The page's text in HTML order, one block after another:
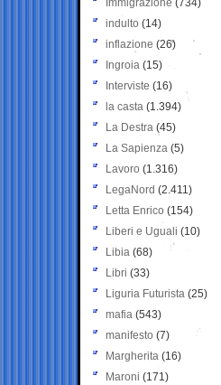
Immigrazione (734)
indulto (14)
inflazione (26)
Ingroia (15)
Interviste (16)
la casta (1.394)
La Destra (45)
La Sapienza (5)
Lavoro (1.316)
LegaNord (2.411)
Letta Enrico (154)
Liberi e Uguali (10)
Libia (68)
Libri (33)
Liguria Futurista (25)
mafia (543)
manifesto (7)
Margherita (16)
Maroni (171)